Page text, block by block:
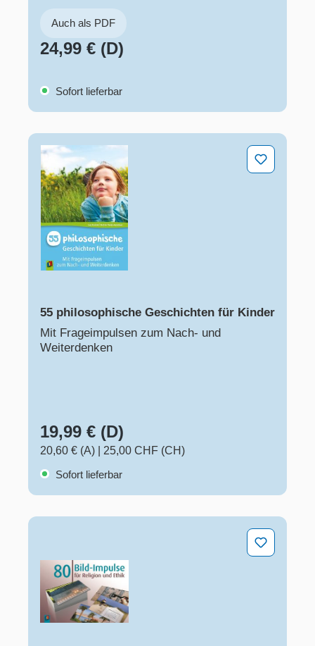
Auch als PDF
24,99 € (D)
Sofort lieferbar
55 philosophische Geschichten für Kinder
55 philosophische Geschichten für Kinder
Mit Frageimpulsen zum Nach- und
Weiterdenken
19,99 € (D)
20,60 € (A)
25,00 CHF (CH)
Sofort lieferbar